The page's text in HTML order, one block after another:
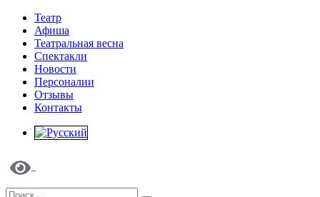
Театр
Афиша
Театральная весна
Спектакли
Новости
Персоналии
Отзывы
Контакты